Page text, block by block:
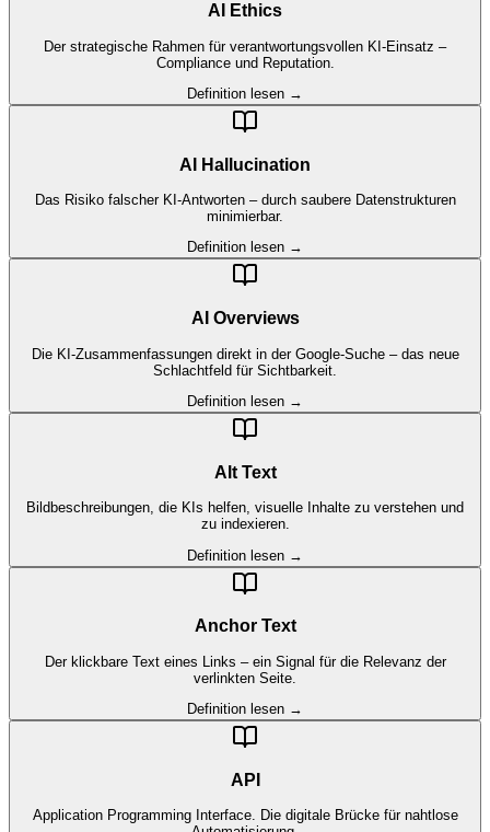
AI Ethics
Der strategische Rahmen für verantwortungsvollen KI-Einsatz –
Compliance und Reputation.
Definition lesen →
AI Hallucination
Das Risiko falscher KI-Antworten – durch saubere Datenstrukturen
minimierbar.
Definition lesen →
AI Overviews
Die KI-Zusammenfassungen direkt in der Google-Suche – das neue
Schlachtfeld für Sichtbarkeit.
Definition lesen →
Alt Text
Bildbeschreibungen, die KIs helfen, visuelle Inhalte zu verstehen und
zu indexieren.
Definition lesen →
Anchor Text
Der klickbare Text eines Links – ein Signal für die Relevanz der
verlinkten Seite.
Definition lesen →
API
Application Programming Interface. Die digitale Brücke für nahtlose